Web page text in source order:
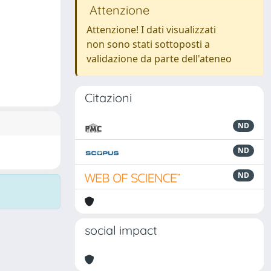
Attenzione
Attenzione! I dati visualizzati
non sono stati sottoposti a
validazione da parte dell'ateneo
Citazioni
ND
ND
ND
social impact